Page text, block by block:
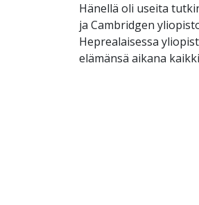
Hänellä oli useita
ja Cambridgen
Heprealaisessa
elämänsä aikana